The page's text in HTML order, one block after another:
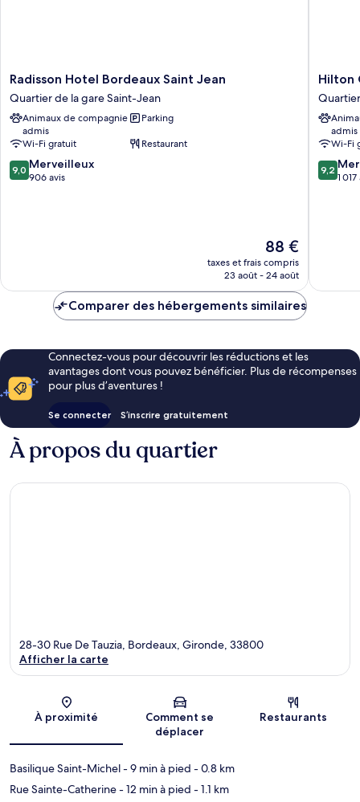
Radisson
Hotel
Bordeaux
Saint
Jean
Quartier
de
la
Radisson Hotel Bordeaux Saint Jean
Quartier de la gare Saint-Jean
Animaux de compagnie
admis
Parking
Wi-Fi gratuit
Restaurant
9.0
sur
9,0 Merveilleux
906 avis
Le
nouveau
prix
de
88 €
taxes et frais compris
23 août - 24 août
Hilton
Garden
Inn
Centre
Quartier
de
la
Hilton
admis
Wi-Fi
9.2
sur
9,2
1
Comparer des hébergements similaires
Connectez-vous pour découvrir les réductions et les
avantages dont vous pouvez bénéficier. Plus de récompenses
pour plus d’aventures !
Se connecter S’inscrire gratuitement
À propos du quartier
Carte
28-30 Rue De Tauzia, Bordeaux, Gironde, 33800
Afficher la carte
À proximité
Comment se
déplacer
Restaurants
Basilique Saint-Michel- 9 min à pied - 0.8 km
Rue Sainte-Catherine- 12 min à pied - 1.1 km